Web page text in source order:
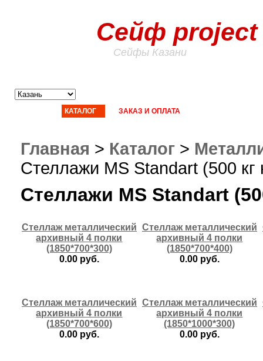
Сейф project
Сейфы Казани
КАТАЛОГ ЗАКАЗ И ОПЛАТА
Главная > Каталог >
Стеллажи MS Standart (500 кг
Стеллажи MS Standart
Стеллаж металлический
архивный 4 полки
(1850*700*300)
0.00 руб.
Стеллаж металлический
архивный 4 полки
(1850*700*400)
0.00 руб.
Стеллаж металлический
архивный 4 полки
(1850*700*600)
0.00 руб.
Стеллаж металлический
архивный 4 полки
(1850*1000*300)
0.00 руб.